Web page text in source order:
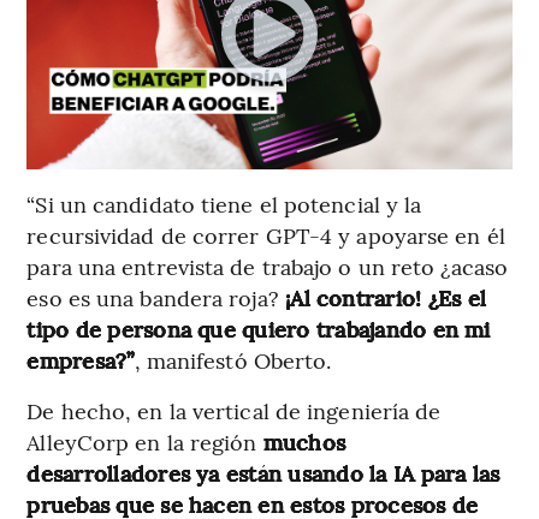
“Si un candidato tiene el potencial y la
recursividad de correr GPT-4 y apoyarse en él
para una entrevista de trabajo o un reto ¿acaso
eso es una bandera roja? ¡Al contrario! ¿Es el
tipo de persona que quiero trabajando en mi
empresa?”, manifestó Oberto.
De hecho, en la vertical de ingeniería de
AlleyCorp en la región muchos
desarrolladores ya están usando la IA para las
pruebas que se hacen en estos procesos de